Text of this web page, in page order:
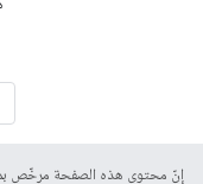
إنّ محتوى هذه الصفحة مرخّص